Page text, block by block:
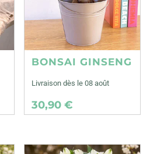
BONSAI GINSENG
Livraison dès le 08 août
30,90 €